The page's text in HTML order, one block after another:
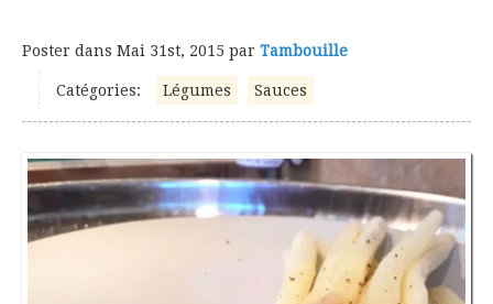
Poster dans Mai 31st, 2015 par Tambouille
Catégories: Légumes Sauces